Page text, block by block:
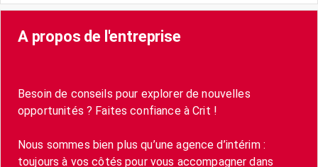
A propos de l'entreprise
Besoin de conseils pour explorer de nouvelles
opportunités ? Faites confiance à Crit !
Nous sommes bien plus qu’une agence d’intérim :
toujours à vos côtés pour vous accompagner dans